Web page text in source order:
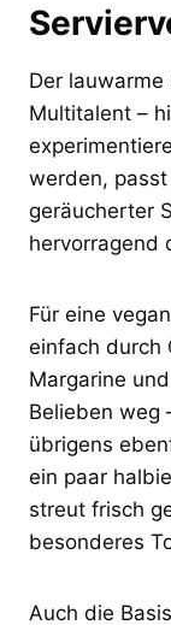
Der
Multitalent –
werden,
geräucherter
hervorragend
Für eine
einfach durch
Margarine
Belieben weg
übrigens
ein paar
streut frisch
besonderes
Auch die